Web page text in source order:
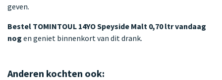
geven.
Bestel TOMINTOUL 14YO Speyside Malt 0,70 ltr vandaag
nog en geniet binnenkort van dit drank.
Anderen kochten ook: